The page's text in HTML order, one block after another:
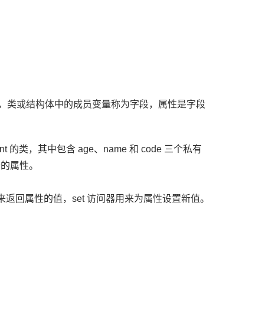
类或结构体中的成员变量称为字段，属性是字段
的类，其中包含 age、name 和 code 三个私有
属性。
回属性的值，set 访问器用来为属性设置新值。